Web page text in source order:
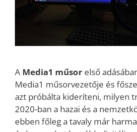
A Media1 műsor első
Media1 műsorvezetője és
azt próbálta kideríteni, milyen
2020-ban a hazai és a
ebben főleg a tavaly már